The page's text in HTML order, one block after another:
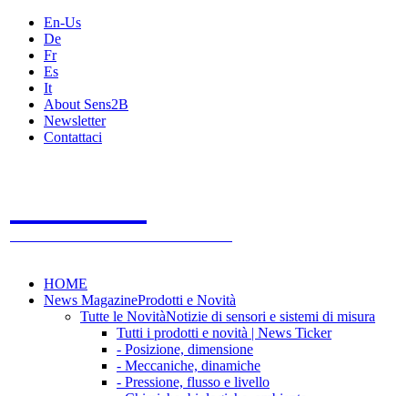
En-Us
De
Fr
Es
It
About Sens2B
Newsletter
Contattaci
HOME
News MagazineProdotti e Novità
Tutte le NovitàNotizie di sensori e sistemi di misura
Tutti i prodotti e novità | News Ticker
- Posizione, dimensione
- Meccaniche, dinamiche
- Pressione, flusso e livello